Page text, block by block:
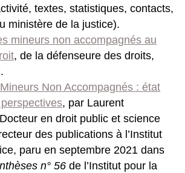
textes, statistiques, contacts,
ministère de la justice).
mineurs non accompagnés au
, de la défenseure des droits,
Non Accompagnés : état
, par Laurent
en droit public et science
des publications à l’Institut
paru en septembre 2021 dans
n° 56 de l’Institut pour la